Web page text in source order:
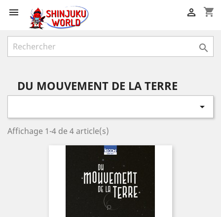
 shopping_cart


DU MOUVEMENT DE LA TERRE

Affichage 1-4 de 4 article(s)